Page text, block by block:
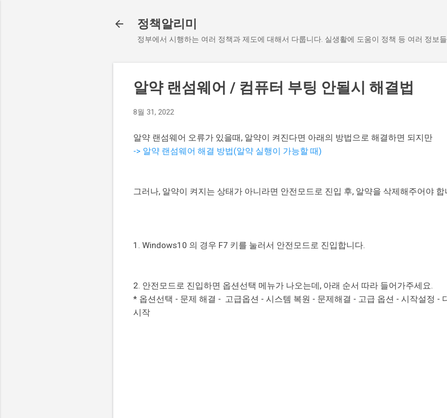
정책알리미
정부에서 시행하는 여러 정책과 제도에 대해서 다룹니다. 실생활에 도움이 정책 등 여러 정보
알약 랜섬웨어 / 컴퓨터 부팅 안될시 해결법
8월 31, 2022
알약 랜섬웨어 오류가 있을때, 알약이 켜진다면 아래의 방법으로 해결하면 되지만
-> 알약 랜섬웨어 해결 방법(알약 실행이 가능할 때)
그러나, 알약이 켜지는 상태가 아니라면 안전모드로 진입 후, 알약을 삭제해주어야 합
1. Windows10 의 경우 F7 키를 눌러서 안전모드로 진입합니다.
2. 안전모드로 진입하면 옵션선택 메뉴가 나오는데, 아래 순서 따라 들어가주세요.
* 옵션선택 - 문제 해결 - 고급옵션 - 시스템 복원 - 문제해결 - 고급 옵션 - 시작설정 -
시작